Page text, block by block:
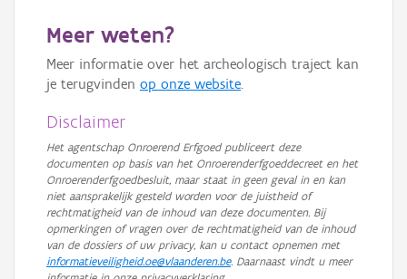
Meer weten?
Meer informatie over het archeologisch traject kan
je terugvinden op onze website.
Disclaimer
Het agentschap Onroerend Erfgoed publiceert deze
documenten op basis van het Onroerenderfgoeddecreet en het
Onroerenderfgoedbesluit, maar staat in geen geval in en kan
niet aansprakelijk gesteld worden voor de juistheid of
rechtmatigheid van de inhoud van deze documenten. Bij
opmerkingen of vragen over de rechtmatigheid van de inhoud
van de dossiers of uw privacy, kan u contact opnemen met
informatieveiligheid.oe@vlaanderen.be. Daarnaast vindt u meer